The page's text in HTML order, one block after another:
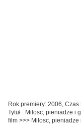
Rok premiery: 2006,
Tytuł : Milosc, pieniadze i
film >>> Milosc,